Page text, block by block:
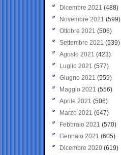
Dicembre 2021 (488)
Novembre 2021 (599)
Ottobre 2021 (506)
Settembre 2021 (539)
Agosto 2021 (423)
Luglio 2021 (577)
Giugno 2021(559)
Maggio 2021 (556)
Aprile 2021 (506)
Marzo 2021 (647)
Febbraio 2021 (570)
Gennaio 2021 (605)
Dicembre 2020 (619)